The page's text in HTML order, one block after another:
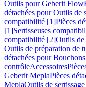
Outils pour Geberit
détachées pour Outils de
compatibilité [1]Pièces
[1]Sertisseuses
compatibilité [2]Outils de
Outils de préparation de
détachées pour
contrôleAccessoires
Geberit MeplaPièces
MeplaOutils de